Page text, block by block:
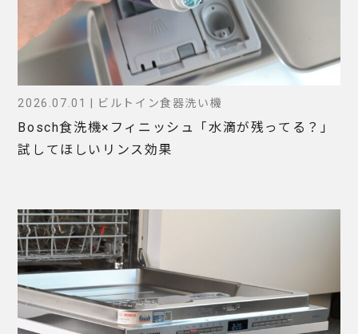
2026.07.01 | ビルトイン食器洗い機
Bosch食洗機×フィニッシュ「水滴が残ってる？」
試してほしいリンス効果